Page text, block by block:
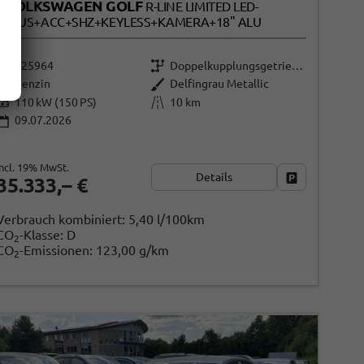
VOLKSWAGEN GOLF R-LINE LIMITED LED-
PLUS+ACC+SHZ+KEYLESS+KAMERA+18" ALU
125964
Doppelkupplungsgetriebe (DSG)
Benzin
Delfingrau Metallic
110 kW (150 PS)
10 km
09.07.2026
€
19% MwSt.
Details
kombiniert: 5,40 l/100km
2-Klasse: D
2-Emissionen: 123,00 g/km